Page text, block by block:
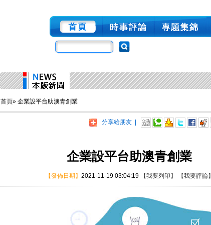
首頁» 企業設平台助澳青創業
分享給朋友 |
企業設平台助澳青創業
【發佈日期】 2021-11-19 03:04:19 【我要列印】 【我要評論】